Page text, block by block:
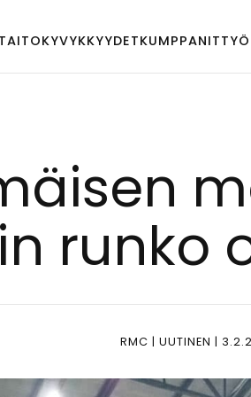
KYVYKKYYDETKUMPPANIT
run­ko
RMC | UUTINEN |